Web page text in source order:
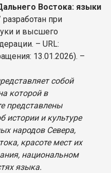
Востока: языки
при
и высшего
– URL:
13.01.2026). –
собой
которой в
представлены
истории и культуре
народов Севера,
красоте мест их
национальном
языка.